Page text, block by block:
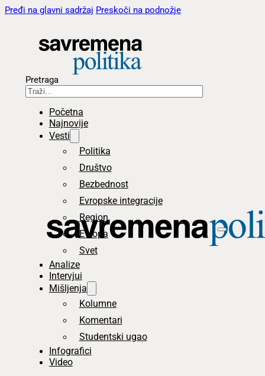
Pređi na glavni sadržaj Preskoči na podnožje
Pretraga
Početna
Najnovije
Vesti
Politika
Društvo
Bezbednost
Evropske integracije
Region
Evropa
Svet
Analize
Intervjui
Mišljenja
Kolumne
Komentari
Studentski ugao
Infografici
Video